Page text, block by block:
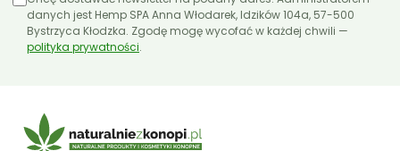
danych jest Hemp SPA Anna Włodarek, Idzików 104a, 57-500
Bystrzyca Kłodzka. Zgodę mogę wycofać w każdej chwili —
polityka prywatności.